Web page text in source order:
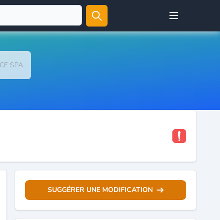
Open user menu
SPA
SUGGÉRER UNE MODIFICATION